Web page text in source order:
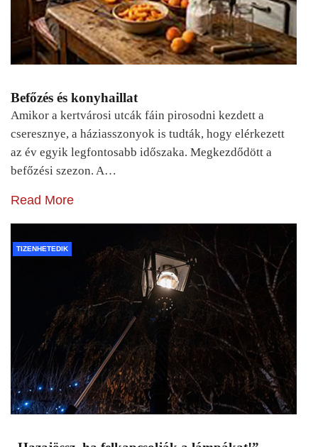
Befőzés és konyhaillat
Amikor a kertvárosi utcák fáin pirosodni kezdett a
cseresznye, a háziasszonyok is tudták, hogy elérkezett
az év egyik legfontosabb időszaka. Megkezdődött a
befőzési szezon. A…
Read More
TIZENHETEDIK